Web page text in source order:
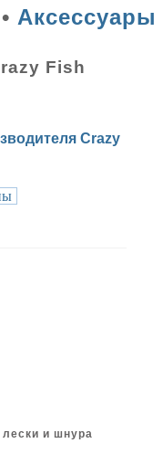
Аксессуары
Fish
Crazy
и шнура